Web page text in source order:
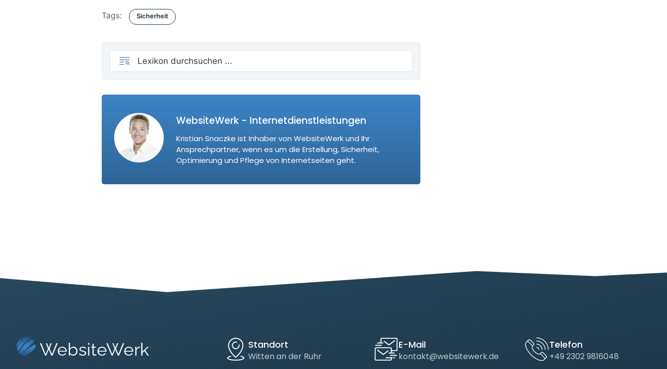
Tags: Sicherheit
WebsiteWerk - Internetdienstleistungen
Kristian Snaczke ist Inhaber von WebsiteWerk und Ihr
Ansprechpartner, wenn es um die Erstellung, Sicherheit,
Optimierung und Pflege von Internetseiten geht.
WebsiteWerk Standort
Witten an der Ruhr
E-Mail
kontakt@websitewerk.de
Telefon
+49 2302 9816048